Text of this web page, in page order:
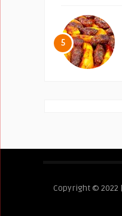
5
Copyright © 2022